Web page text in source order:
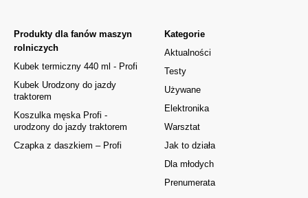
Kategorie
Aktualności
Testy
Używane
Elektronika
Warsztat
Jak to działa
Dla młodych
Prenumerata
Produkty dla fanów maszyn
rolniczych
Kubek termiczny 440 ml - Profi
Kubek Urodzony do jazdy
traktorem
Koszulka męska Profi -
urodzony do jazdy traktorem
Czapka z daszkiem – Profi